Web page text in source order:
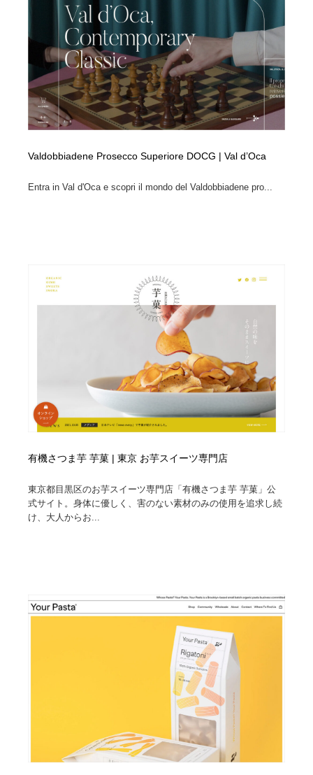
Valdobbiadene Prosecco Superiore DOCG | Val d’Oca
Entra in Val d'Oca e scopri il mondo del Valdobbiadene pro...
有機さつま芋 芋菓 | 東京 お芋スイーツ専門店
東京都目黒区のお芋スイーツ専門店「有機さつま芋 芋菓」公
式サイト。身体に優しく、害のない素材のみの使用を追求し続
け、大人からお...